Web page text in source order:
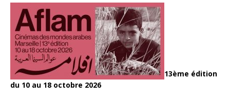
13ème édition
du 10 au 18 octobre 2026